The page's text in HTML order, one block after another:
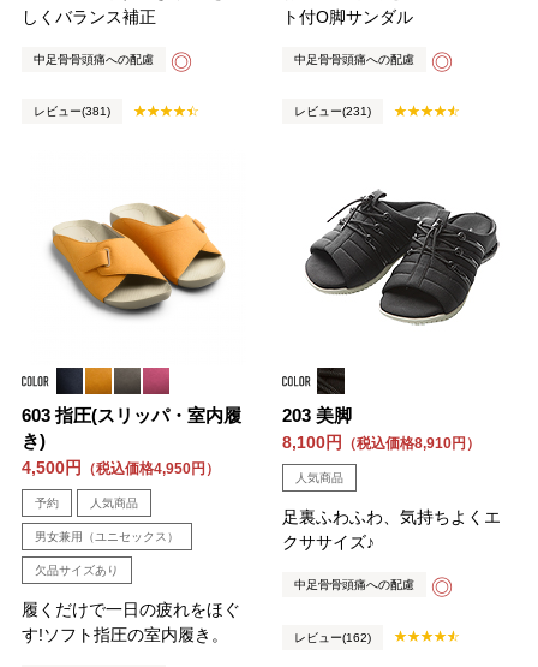
しくバランス補正
中足骨骨頭痛への配慮 ◎
レビュー(381)
ト付O脚サンダル
中足骨骨頭痛への配慮 ◎
レビュー(231)
603 指圧(スリッパ・室内履
き)
4,500円 （税込価格4,950円）
予約 人気商品
男女兼用（ユニセックス）
欠品サイズあり
履くだけで一日の疲れをほぐ
す!ソフト指圧の室内履き。
203 美脚
8,100円 （税込価格8,910円）
人気商品
足裏ふわふわ、気持ちよくエ
クササイズ♪
中足骨骨頭痛への配慮 ◎
レビュー(162)